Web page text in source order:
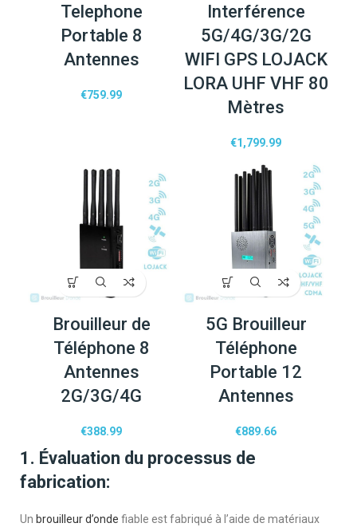
Telephone
Portable 8
Antennes
€759.99
Interférence
5G/4G/3G/2G
WIFI GPS LOJACK
LORA UHF VHF 80
Mètres
€1,799.99
Brouilleur de
Téléphone 8
Antennes
2G/3G/4G
€388.99
5G Brouilleur
Téléphone
Portable 12
Antennes
€889.66
1. Évaluation du processus de
fabrication:
Un brouilleur d’onde fiable est fabriqué à l’aide de matériaux